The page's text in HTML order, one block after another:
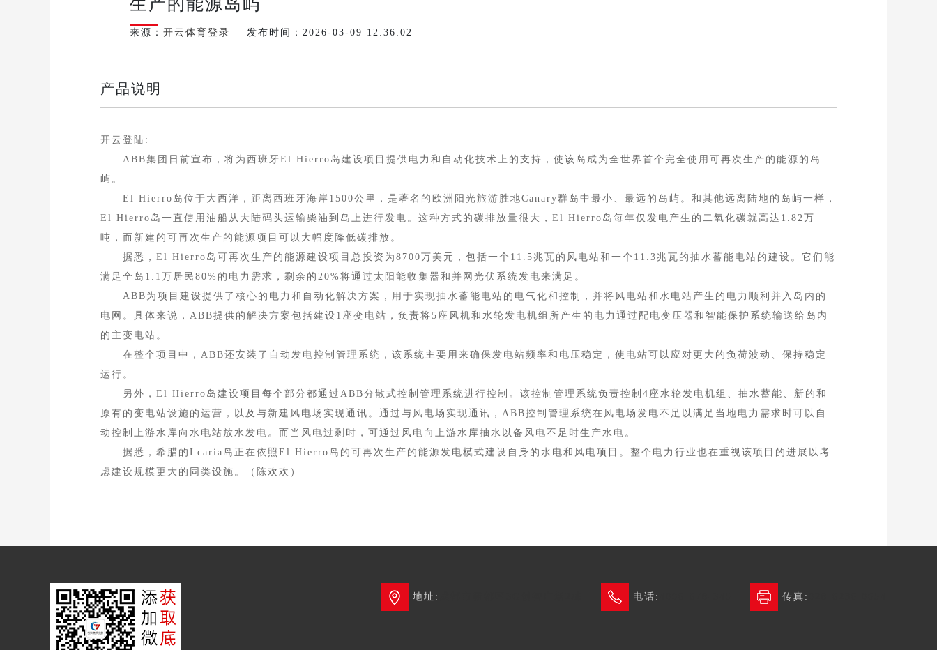
来源：开云体育登录 发布时间：2026-03-09 12:36:02
产品说明
开云登陆:
ABB集团日前宣布，将为西班牙El Hierro岛建设项目提供电力和自动化技术上的支持，使该岛成为全世界首个完全使用可再次生产的能源的岛
屿。
El Hierro岛位于大西洋，距离西班牙海岸1500公里，是著名的欧洲阳光旅游胜地Canary群岛中最小、最远的岛屿。和其他远离陆地的岛屿一样，
El Hierro岛一直使用油船从大陆码头运输柴油到岛上进行发电。这种方式的碳排放量很大，El Hierro岛每年仅发电产生的二氧化碳就高达1.82万
吨，而新建的可再次生产的能源项目可以大幅度降低碳排放。
据悉，El Hierro岛可再次生产的能源建设项目总投资为8700万美元，包括一个11.5兆瓦的风电站和一个11.3兆瓦的抽水蓄能电站的建设。它们能
满足全岛1.1万居民80%的电力需求，剩余的20%将通过太阳能收集器和并网光伏系统发电来满足。
ABB为项目建设提供了核心的电力和自动化解决方案，用于实现抽水蓄能电站的电气化和控制，并将风电站和水电站产生的电力顺利并入岛内的
电网。具体来说，ABB提供的解决方案包括建设1座变电站，负责将5座风机和水轮发电机组所产生的电力通过配电变压器和智能保护系统输送给岛内
的主变电站。
在整个项目中，ABB还安装了自动发电控制管理系统，该系统主要用来确保发电站频率和电压稳定，使电站可以应对更大的负荷波动、保持稳定
运行。
另外，El Hierro岛建设项目每个部分都通过ABB分散式控制管理系统进行控制。该控制管理系统负责控制4座水轮发电机组、抽水蓄能、新的和
原有的变电站设施的运营，以及与新建风电场实现通讯。通过与风电场实现通讯，ABB控制管理系统在风电场发电不足以满足当地电力需求时可以自
动控制上游水库向水电站放水发电。而当风电过剩时，可通过风电向上游水库抽水以备风电不足时生产水电。
据悉，希腊的Lcaria岛正在依照El Hierro岛的可再次生产的能源发电模式建设自身的水电和风电项目。整个电力行业也在重视该项目的进展以考
虑建设规模更大的同类设施。（陈欢欢）
地址: 电话: 传真: